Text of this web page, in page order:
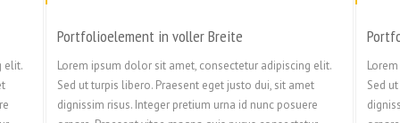
elit.
Portfolioelement in voller Breite
Lorem ipsum dolor sit amet, consectetur adipiscing elit.
Sed ut turpis libero. Praesent eget justo dui, sit amet
dignissim risus. Integer pretium urna id nunc posuere
Sed